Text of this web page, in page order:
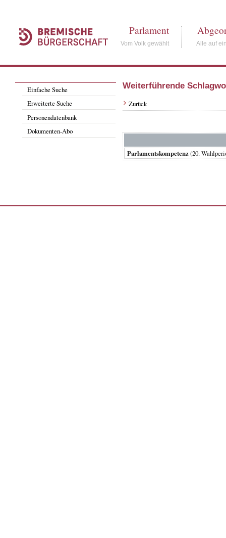
Parlament
Vom Volk gewählt Alle auf
Einfache Suche
Erweiterte Suche
Personendatenbank
Dokumenten-Abo
Weiterführende
Zurück
Parlamentskompetenz(20.